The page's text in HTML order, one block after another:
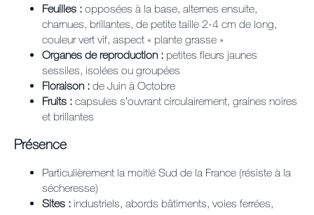
Feuilles : opposées à la base, alternes ensuite,
charnues, brillantes, de petite taille 2-4 cm de long,
couleur vert vif, aspect « plante grasse »
Organes de reproduction : petites fleurs jaunes
sessiles, isolées ou groupées
Floraison : de Juin à Octobre
Fruits : capsules s’ouvrant circulairement, graines noires
et brillantes
Présence
Particulièrement la moitié Sud de la France (résiste à la
sécheresse)
Sites : industriels, abords bâtiments, voies ferrées,